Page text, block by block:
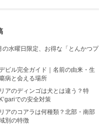
水曜日限定、お得な「とんかつプ
ビル完全ガイド｜名前の由来・生
病と会える場所
アのディンゴは犬とは違う？特
での安全対策
アのコアラは何種類？北部・南部
別の特徴